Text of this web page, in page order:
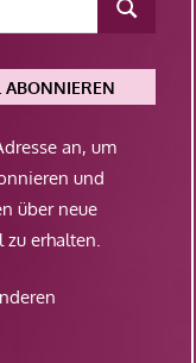
ABONNIEREN
an, um
und
über neue
zu erhalten.